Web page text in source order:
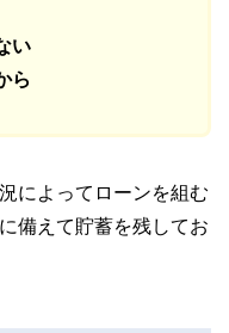
い
ら
によってローンを組む
備えて貯蓄を残してお